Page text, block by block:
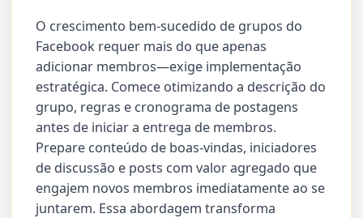
O crescimento bem-sucedido de grupos do
Facebook requer mais do que apenas
adicionar membros—exige implementação
estratégica. Comece otimizando a descrição do
grupo, regras e cronograma de postagens
antes de iniciar a entrega de membros.
Prepare conteúdo de boas-vindas, iniciadores
de discussão e posts com valor agregado que
engajem novos membros imediatamente ao se
juntarem. Essa abordagem transforma